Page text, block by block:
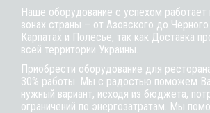
Наше оборудование с успехом работает
зонах страны – от Азовского до
Карпатах и Полесье, так как Доставка
всей территории Украины.
Приобрести оборудование для
30% работы. Мы с радостью поможем
нужный вариант, исходя из бюджета,
ограничений по энергозатратам. Мы